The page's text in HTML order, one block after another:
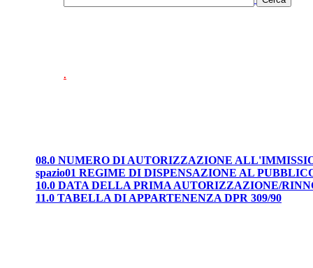
.
08.0 NUMERO DI AUTORIZZAZIONE
spazio01 REGIME DI DISPENSAZIONE AL
10.0 DATA DELLA PRIMA AUTORIZZAZIONE/
11.0 TABELLA DI APPARTENENZA DPR 309/90